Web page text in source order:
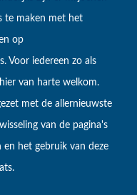
te maken met het
op
Voor iedereen zo als
van harte welkom.
met de allernieuwste
van de pagina's
en het gebruik van deze